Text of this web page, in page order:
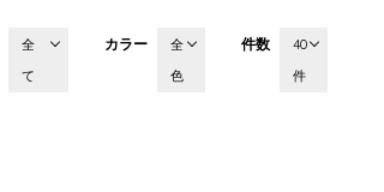
全
て
カラー
全
色
件数
40
件